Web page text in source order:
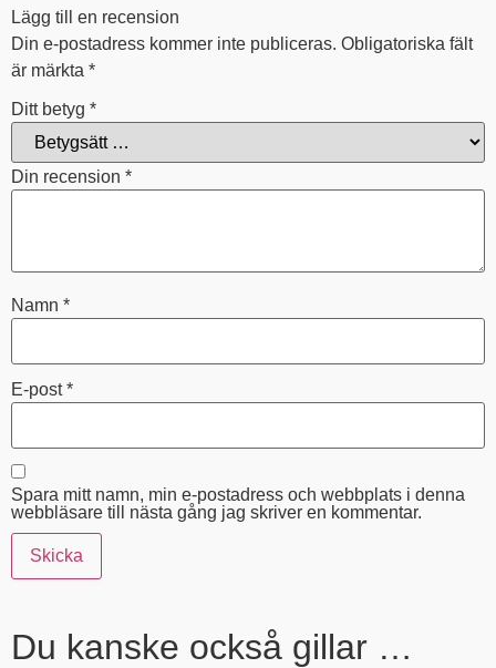
Lägg till en recension
Din e-postadress kommer inte publiceras. Obligatoriska fält
är märkta *
Ditt betyg *
Din recension *
Namn *
E-post*
Spara mitt namn, min e-postadress och webbplats i denna
webbläsare till nästa gång jag skriver en kommentar.
Du kanske också gillar …